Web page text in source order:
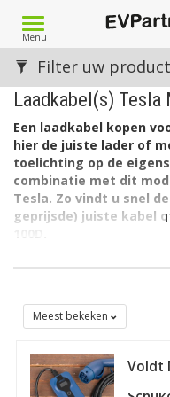
Toggle
navigation
Menu
Laadkabel(s) Tesla
Een laadkabel kopen
hier de juiste lader of
toelichting op de
combinatie met dit
Tesla. Zo vindt u snel
geprijsde) juiste kabel
Welk type laadkabel
Type 2 en kan laden via 3
EV laadkabel Type 2, 3
Filter uw
Meest bekeken
Voldt